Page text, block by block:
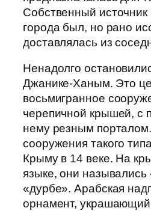
Собственный
города был, но рано
доставлялась из
Ненадолго
Джанике-Ханым. Это
восьмигранное
черепичной крышей, с
нему резным
сооружения такого
Крыму в 14 веке. На
языке, они
«дурбе». Арабская
орнамент,